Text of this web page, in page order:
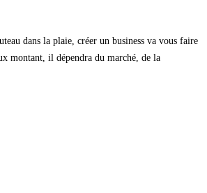
dans la plaie, créer un business va vous faire
montant, il dépendra du marché, de la